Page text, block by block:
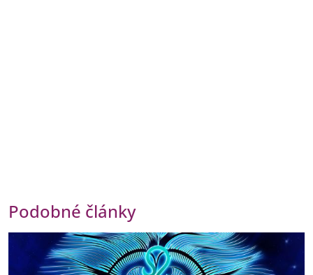
Podobné články